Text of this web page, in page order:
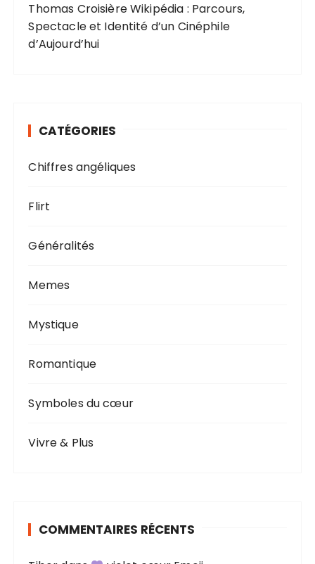
Thomas Croisière Wikipédia : Parcours,
Spectacle et Identité d’un Cinéphile
d’Aujourd’hui
CATÉGORIES
Chiffres angéliques
Flirt
Généralités
Memes
Mystique
Romantique
Symboles du cœur
Vivre & Plus
COMMENTAIRES RÉCENTS